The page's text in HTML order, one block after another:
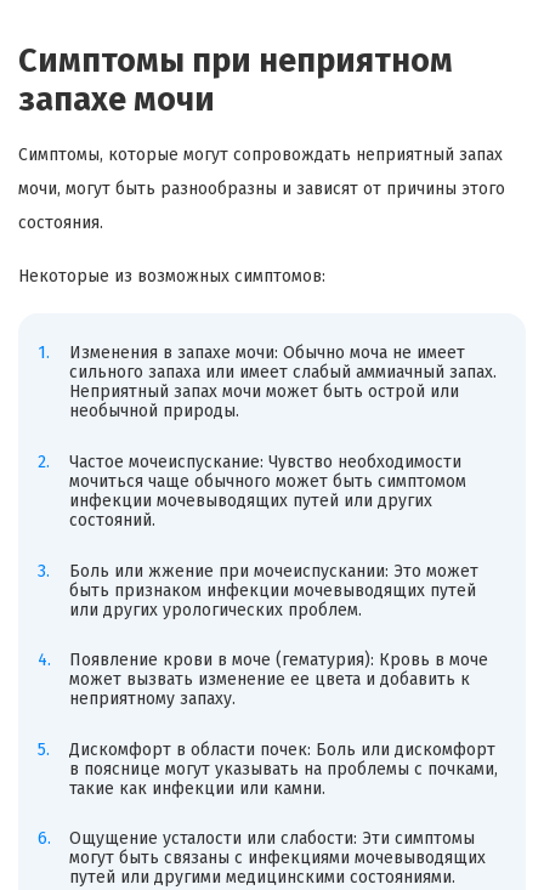
Симптомы при неприятном
запахе мочи
Симптомы, которые могут сопровождать неприятный запах
мочи, могут быть разнообразны и зависят от причины этого
состояния.
Некоторые из возможных симптомов:
Изменения в запахе мочи: Обычно моча не имеет
сильного запаха или имеет слабый аммиачный запах.
Неприятный запах мочи может быть острой или
необычной природы.
Частое мочеиспускание: Чувство необходимости
мочиться чаще обычного может быть симптомом
инфекции мочевыводящих путей или других
состояний.
Боль или жжение при мочеиспускании: Это может
быть признаком инфекции мочевыводящих путей
или других урологических проблем.
Появление крови в моче (гематурия): Кровь в моче
может вызвать изменение ее цвета и добавить к
неприятному запаху.
Дискомфорт в области почек: Боль или дискомфорт
в пояснице могут указывать на проблемы с почками,
такие как инфекции или камни.
Ощущение усталости или слабости: Эти симптомы
могут быть связаны с инфекциями мочевыводящих
путей или другими медицинскими состояниями.